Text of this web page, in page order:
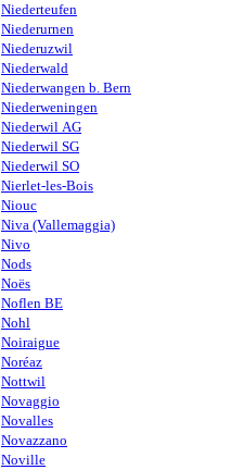
Niederteufen
Niederurnen
Niederuzwil
Niederwald
Niederwangen b. Bern
Niederweningen
Niederwil AG
Niederwil SG
Niederwil SO
Nierlet-les-Bois
Niouc
Niva (Vallemaggia)
Nivo
Nods
Noës
Noflen BE
Nohl
Noiraigue
Noréaz
Nottwil
Novaggio
Novalles
Novazzano
Noville